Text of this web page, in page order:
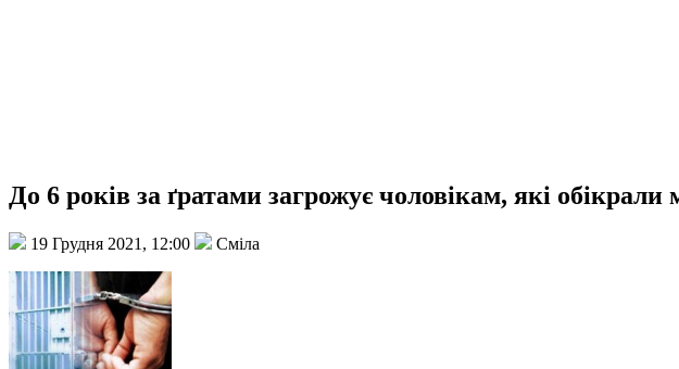
До 6 років за ґратами загрожує чоловікам, які обікрали
19 Грудня 2021, 12:00 Сміла